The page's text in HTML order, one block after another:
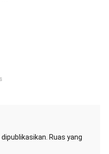
Ruas yang